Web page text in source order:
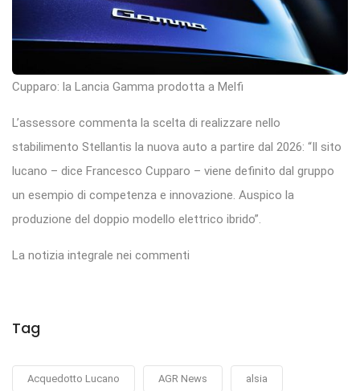
Cupparo: la Lancia Gamma prodotta a Melfi
L’assessore commenta la scelta di realizzare nello
stabilimento Stellantis la nuova auto a partire dal 2026: “Il sito
lucano – dice Francesco Cupparo – viene definito dal gruppo
un esempio di competenza e innovazione. Auspico la
produzione del doppio modello elettrico ibrido”.
La notizia integrale nei commenti
Tag
Acquedotto Lucano AGR News alsia